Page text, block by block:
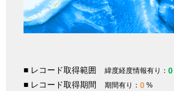
■ レコード取得範囲 緯度経度情報有り： 0
■ レコード取得期間 期間有り： 0 %